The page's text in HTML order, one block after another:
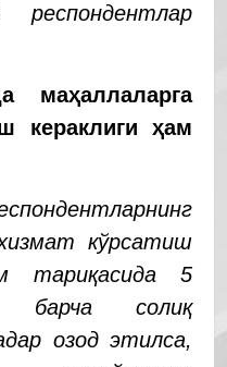
маҳаллаларга
кераклиги ҳам
кўрсатиш
тариқасида 5
барча солиқ
озод этилса,